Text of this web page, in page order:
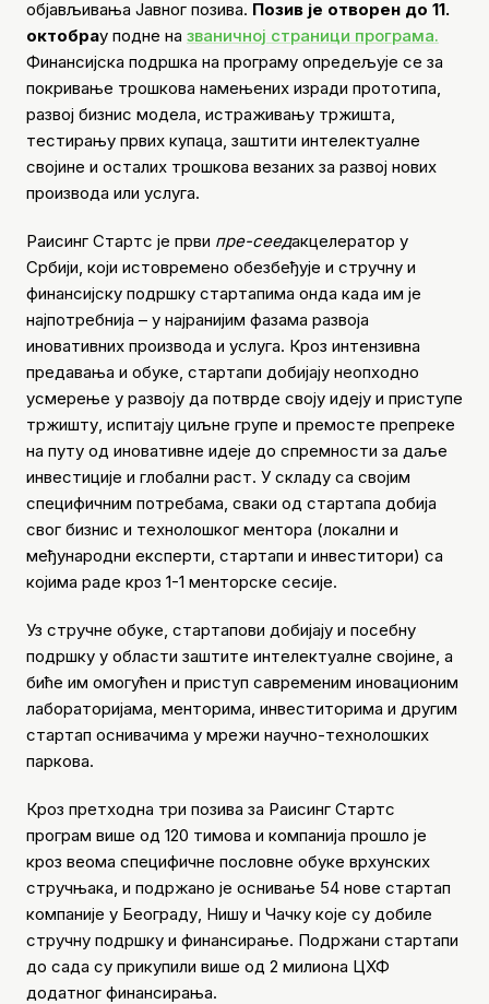
објављивања Јавног позива. Позив је отворен до 11.
октобрау подне на званичној страници програма.
Финансијска подршка на програму опредељује се за
покривање трошкова намењених изради прототипа,
развој бизнис модела, истраживању тржишта,
тестирању првих купаца, заштити интелектуалне
својине и осталих трошкова везаних за развој нових
производа или услуга.
Раисинг Стартс је први пре-сеедакцелератор у
Србији, који истовремено обезбеђује и стручну и
финансијску подршку стартапима онда када им је
најпотребнија – у најранијим фазама развоја
иновативних производа и услуга. Кроз интензивна
предавања и обуке, стартапи добијају неопходно
усмерење у развоју да потврде своју идеју и приступе
тржишту, испитају циљне групе и премосте препреке
на путу од иновативне идеје до спремности за даље
инвестиције и глобални раст. У складу са својим
специфичним потребама, сваки од стартапа добија
свог бизнис и технолошког ментора (локални и
међународни експерти, стартапи и инвеститори) са
којима раде кроз 1-1 менторске сесије.
Уз стручне обуке, стартапови добијају и посебну
подршку у области заштите интелектуалне својине, а
биће им омогућен и приступ савременим иновационим
лабораторијама, менторима, инвеститорима и другим
стартап оснивачима у мрежи научно-технолошких
паркова.
Кроз претходна три позива за Раисинг Стартс
програм више од 120 тимова и компанија прошло је
кроз веома специфичне пословне обуке врхунских
стручњака, и подржано је оснивање 54 нове стартап
компаније у Београду, Нишу и Чачку које су добиле
стручну подршку и финансирање. Подржани стартапи
до сада су прикупили више од 2 милиона ЦХФ
додатног финансирања.